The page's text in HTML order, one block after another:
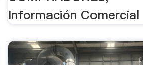
Información Comercial